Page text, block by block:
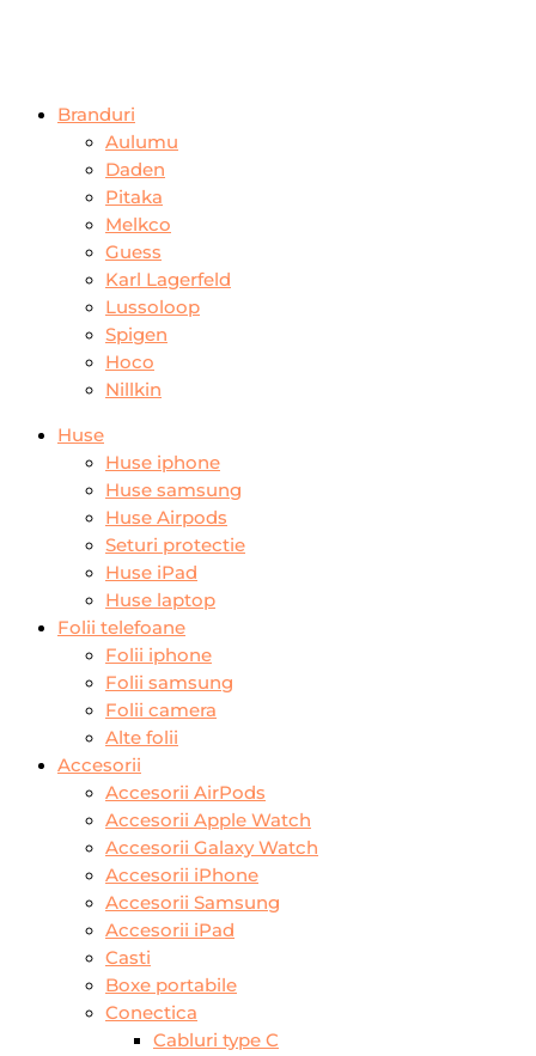
Branduri
Aulumu
Daden
Pitaka
Melkco
Guess
Karl Lagerfeld
Lussoloop
Spigen
Hoco
Nillkin
Huse
Huse iphone
Huse samsung
Huse Airpods
Seturi protectie
Huse iPad
Huse laptop
Folii telefoane
Folii iphone
Folii samsung
Folii camera
Alte folii
Accesorii
Accesorii AirPods
Accesorii Apple Watch
Accesorii Galaxy Watch
Accesorii iPhone
Accesorii Samsung
Accesorii iPad
Casti
Boxe portabile
Conectica
Cabluri type C